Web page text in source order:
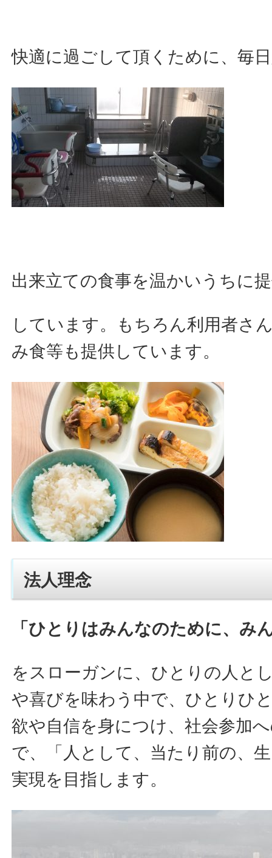
快適に過ごして頂くために、毎
出来立ての食事を温かいうちに
しています。もちろん利用者さ
み食等も提供しています。
法人理念
「ひとりはみんなのために、み
をスローガンに、ひとりの人と
や喜びを味わう中で、ひとりひ
欲や自信を身につけ、社会参加
で、「人として、当たり前の、
実現を目指します。